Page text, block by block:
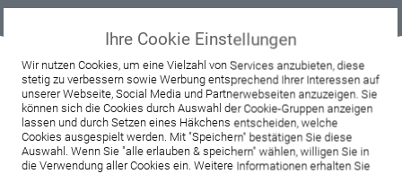
Beratung & Verkauf
+49 37467 66944
Montag - Freitag:
10:00 - 12:00 Uhr
13:00 - 16:00 Uhr
Samstag:
9:00 - 12:00 Uhr
Ihre Cookie Einstellungen
Wir nutzen Cookies, um eine Vielzahl von Services anzubieten, diese
stetig zu verbessern sowie Werbung entsprechend Ihrer Interessen auf
unserer Webseite, Social Media und Partnerwebseiten anzuzeigen. Sie
können sich die Cookies durch Auswahl der Cookie-Gruppen anzeigen
lassen und durch Setzen eines Häkchens entscheiden, welche
Cookies ausgespielt werden. Mit "Speichern" bestätigen Sie diese
Auswahl. Wenn Sie "alle erlauben & speichern" wählen, willigen Sie in
die Verwendung aller Cookies ein. Weitere Informationen erhalten Sie